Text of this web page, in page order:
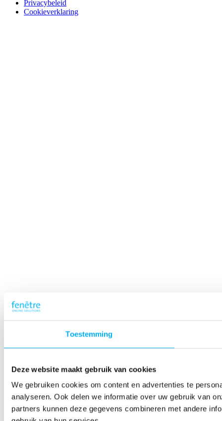
Toestemming
Deze website maakt gebruik van cookies
We gebruiken cookies om content en advertenties te
analyseren. Ook delen we informatie over uw gebruik van
partners kunnen deze gegevens combineren met andere
Privacybeleid
Cookieverklaring